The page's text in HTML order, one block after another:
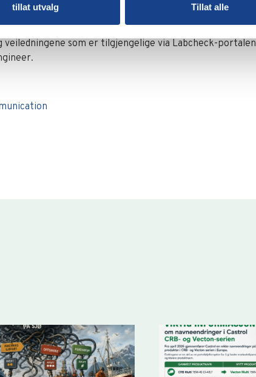
tillat utvalg Tillat alle
som er tilgjengelige via Labcheck-portalen